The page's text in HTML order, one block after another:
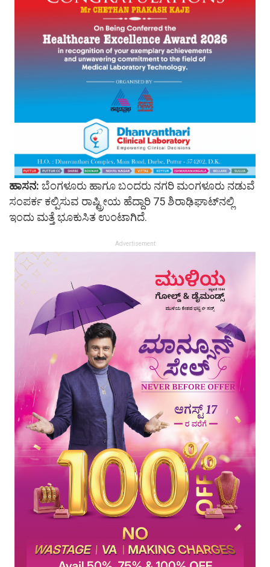
ಹಾಸನ: ಬೆಂಗಳೂರು ಹಾಗೂ ಬಂದರು ನಗರಿ ಮಂಗಳೂರು ನಡುವೆ
ಸಂಪರ್ಕ ಕಲ್ಪಿಸುವ ರಾಷ್ಟ್ರೀಯ ಹೆದ್ದಾರಿ 75 ಶಿರಾಢಿಘಾಟ್‌ನಲ್ಲಿ
ಇಂದು ಮತ್ತೆ ಭೂಕುಸಿತ ಉಂಟಾಗಿದೆ.
Advertisement